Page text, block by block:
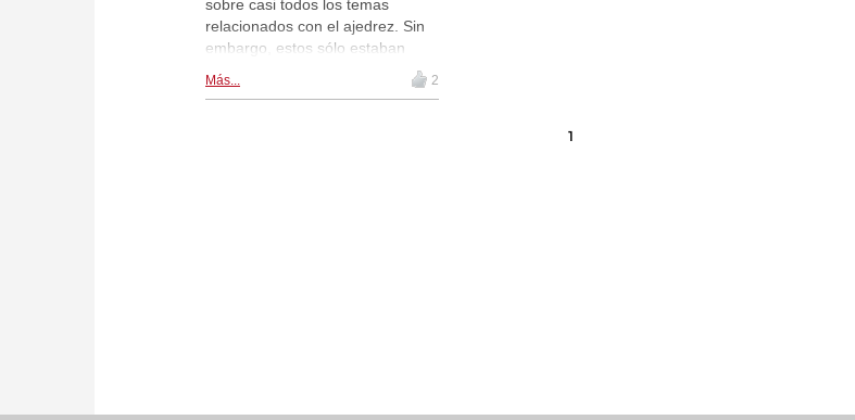
sobre casi todos los temas
relacionados con el ajedrez. Sin
embargo, estos sólo estaban
disponibles para los usuarios de
Windows. Ahora pueden ser
Más... 2
1